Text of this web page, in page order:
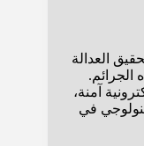
العدالة
الجرائم.
آمنة،
في